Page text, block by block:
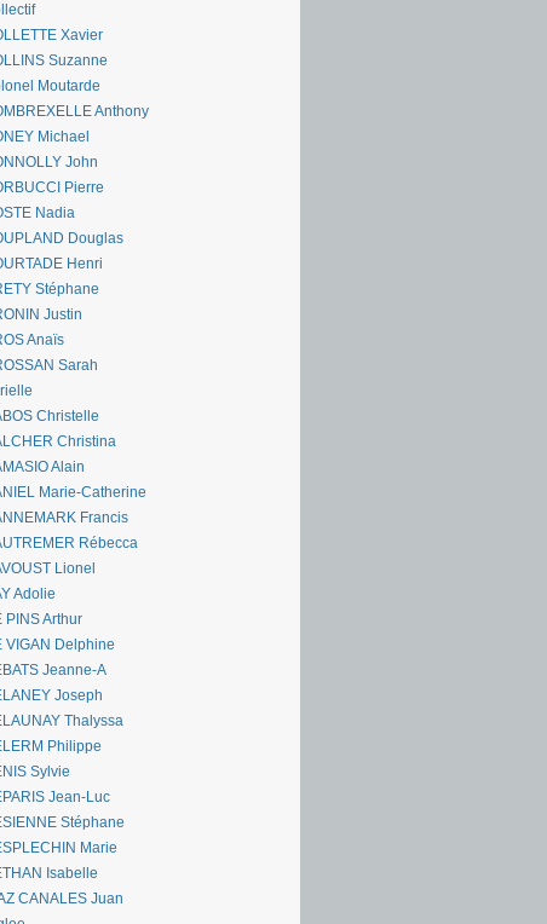
Xavier
Suzanne
Moutarde
Anthony
Michael
John
Pierre
Nadia
Douglas
Henri
Stéphane
Justin
Anaïs
Sarah
Christelle
Christina
Alain
Marie-Catherine
Francis
Rébecca
Lionel
Adolie
PINS Arthur
VIGAN Delphine
Jeanne-A
Joseph
Thalyssa
Philippe
Sylvie
Jean-Luc
Stéphane
Marie
Isabelle
CANALES Juan